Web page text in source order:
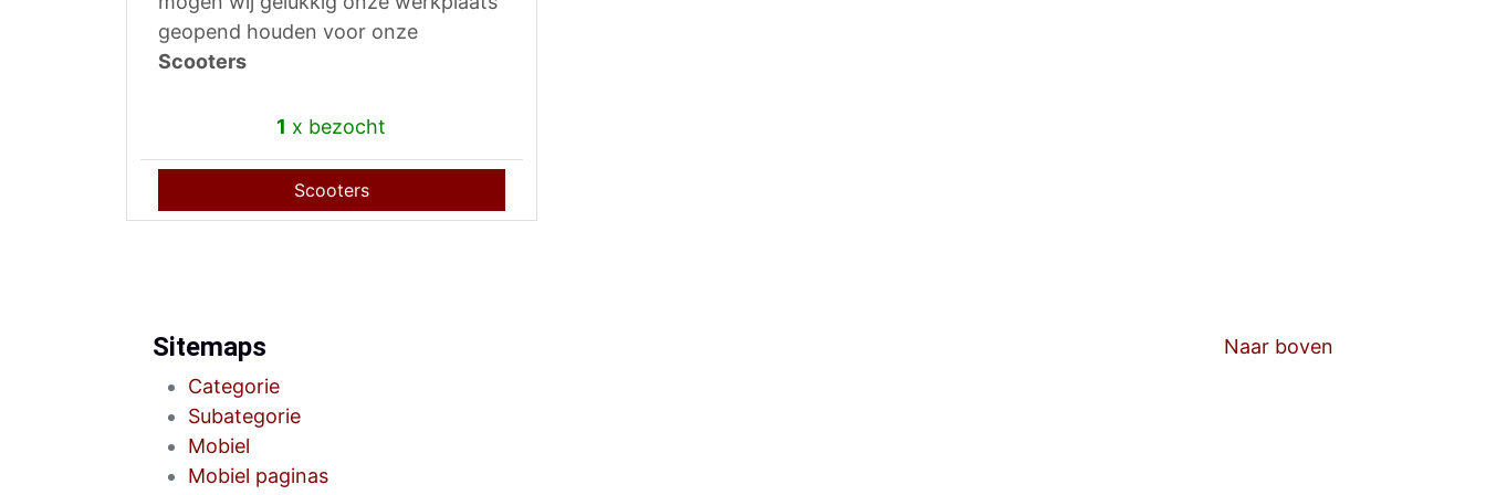
geopend houden voor onze
Scooters
1 x bezocht
Scooters
Naar boven
Sitemaps
Categorie
Subategorie
Mobiel
Mobiel paginas